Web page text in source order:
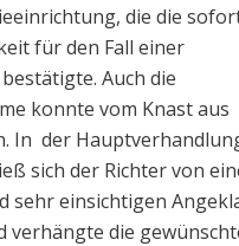
die die
für den Fall einer
Auch die
konnte vom Knast aus
In der
sich der Richter von
sehr einsichtigen
verhängte die